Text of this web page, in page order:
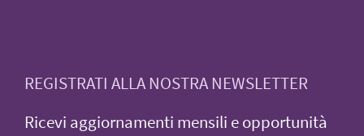
REGISTRATI ALLA NOSTRA NEWSLETTER
Ricevi aggiornamenti mensili e opportunità